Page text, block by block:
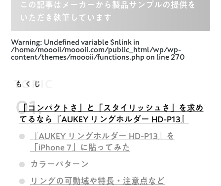
この記事はメーカーから製品サンプルの提供を
いただき執筆しています
Warning: Undefined variable $nlink in
/home/moooii/moooii.com/public_html/wp/wp-
content/themes/moooii/functions.php on line270
TOPIC
もくじ
「コンパクトさ」と「スタイリッシュさ」を求め
てるなら『AUKEY リングホルダー HD-P13』
『AUKEY リングホルダー HD-P13』を
「iPhone 7」に貼ってみた
カラーパターン
リングの可動域や特長・注意点など